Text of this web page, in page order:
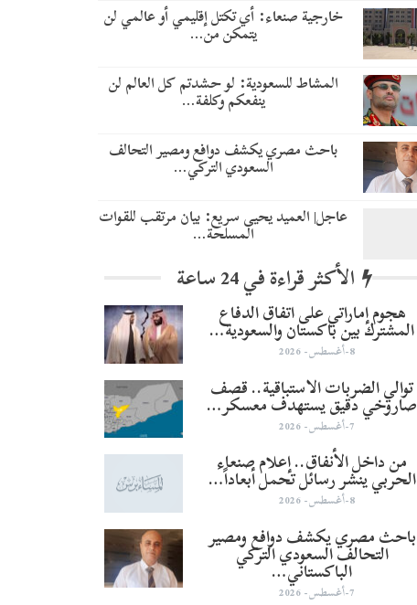
خارجية صنعاء: أي تكتل إقليمي أو عالمي لن
يتمكن من…
المشاط للسعودية: لو حشدتم كل العالم لن
ينفعكم وكلفة…
باحث مصري يكشف دوافع ومصير التحالف
السعودي التركي…
عاجل| العميد يحيى سريع: بيان مرتقب للقوات
المسلحة…
الأكثر قراءة في 24 ساعة
هجوم إماراتي على اتفاق الدفاع
المشترك بين باكستان والسعودية…
8-أغسطس- 2026
توالي الضربات الاستباقية.. قصف
صاروخي دقيق يستهدف معسكر…
7-أغسطس- 2026
من داخل الأنفاق.. إعلام صنعاء
الحربي ينشر رسائل تحمل أبعاداً…
8-أغسطس- 2026
باحث مصري يكشف دوافع ومصير
التحالف السعودي التركي
الباكستاني…
7-أغسطس- 2026